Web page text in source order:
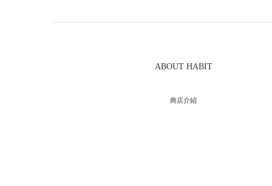
ABOUT HABIT
商店介紹